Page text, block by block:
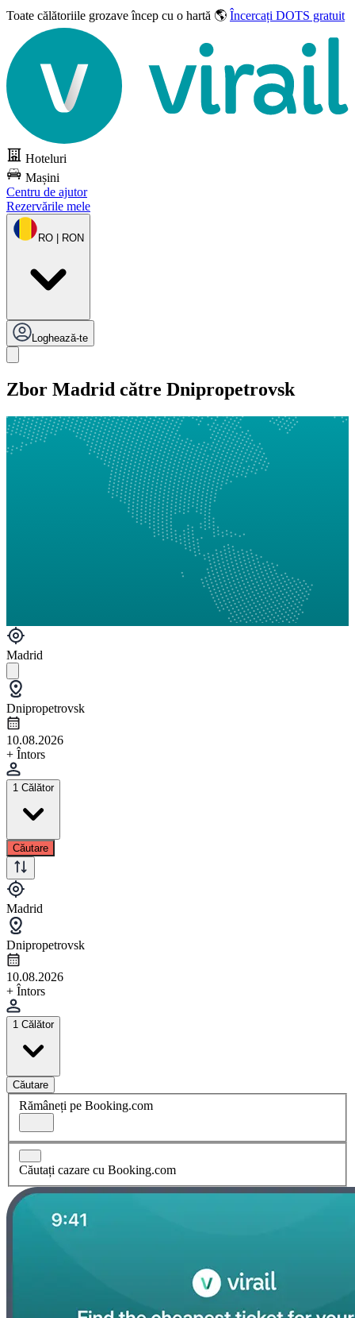
Toate călătoriile grozaveîncep cu o hartă 🌎 Încercați DOTS gratuit
Hoteluri
Mașini
Centru de ajutor
Rezervările mele
RO | RON
Loghează-te
Zbor Madrid către Dnipropetrovsk
Madrid
Dnipropetrovsk
10.08.2026
+ Întors
1 Călător
Căutare
Madrid
Dnipropetrovsk
10.08.2026
+ Întors
1 Călător
Căutare
Rămâneți pe Booking.com
Căutați cazare cu Booking.com